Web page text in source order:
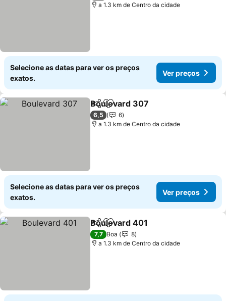
a 1.3 km de Centro da cidade
Selecione as datas para ver os preços
exatos.
Ver preços
PartilharAdicionar aos favoritos
Boulevard 307
6,5
6
a 1.3 km de Centro da cidade
Selecione as datas para ver os preços
exatos.
Ver preços
PartilharAdicionar aos favoritos
Boulevard 401
7,7 Boa
8
a 1.3 km de Centro da cidade